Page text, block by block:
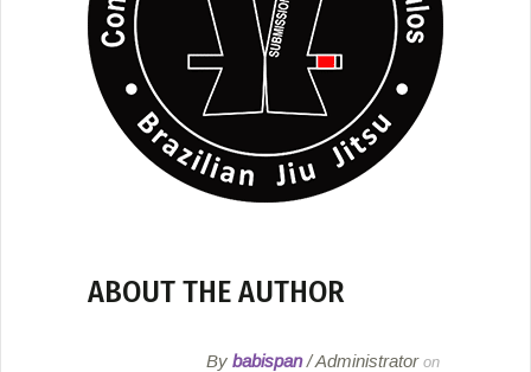
ABOUT THE AUTHOR
By babispan/ Administrator on